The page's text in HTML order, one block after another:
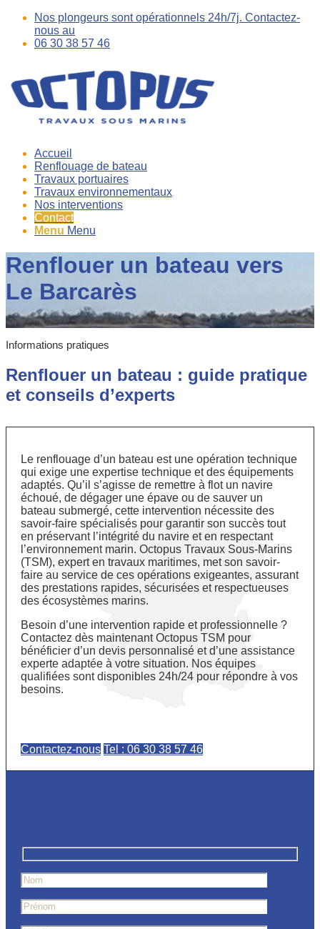
Nos plongeurs sont opérationnels 24h/7j. Contactez-
nous au
06 30 38 57 46
Accueil
Renflouage de bateau
Travaux portuaires
Travaux environnementaux
Nos interventions
Contact
Menu Menu
Renflouer un bateau vers
Le Barcarès
Informations pratiques
Renflouer un bateau : guide pratique
et conseils d’experts
Le renflouage d’un bateau est une opération technique
qui exige une expertise technique et des équipements
adaptés. Qu’il s’agisse de remettre à flot un navire
échoué, de dégager une épave ou de sauver un
bateau submergé, cette intervention nécessite des
savoir-faire spécialisés pour garantir son succès tout
en préservant l’intégrité du navire et en respectant
l’environnement marin. Octopus Travaux Sous-Marins
(TSM), expert en travaux maritimes, met son savoir-
faire au service de ces opérations exigeantes, assurant
des prestations rapides, sécurisées et respectueuses
des écosystèmes marins.
Besoin d’une intervention rapide et professionnelle ?
Contactez dès maintenant Octopus TSM pour
bénéficier d’un devis personnalisé et d’une assistance
experte adaptée à votre situation. Nos équipes
qualifiées sont disponibles 24h/24 pour répondre à vos
besoins.
Contactez-nous Tel : 06 30 38 57 46